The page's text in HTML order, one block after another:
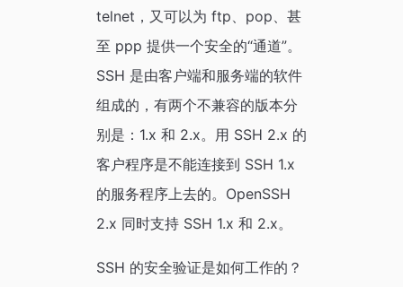
telnet，又可以为 ftp、pop、甚
至 ppp 提供一个安全的“通道”。
SSH 是由客户端和服务端的软件
组成的，有两个不兼容的版本分
别是：1.x 和 2.x。用 SSH 2.x 的
客户程序是不能连接到 SSH 1.x
的服务程序上去的。OpenSSH
2.x 同时支持 SSH 1.x 和 2.x。
SSH 的安全验证是如何工作的？